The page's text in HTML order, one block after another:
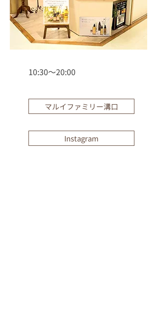
10:30〜20:00
マルイファミリー溝口
Instagram